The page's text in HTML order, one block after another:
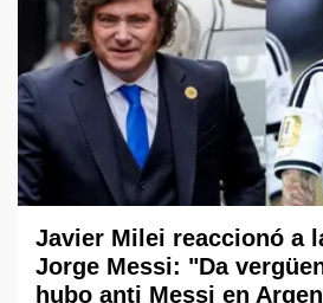
Javier Milei reaccionó a
Jorge Messi: "Da
hubo anti Messi en